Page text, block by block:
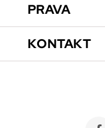
PRAVA
KONTAKT